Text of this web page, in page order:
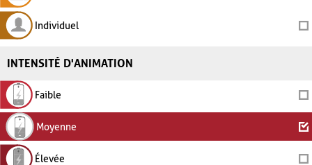
Individuel
INTENSITÉ D'ANIMATION
Faible
Moyenne
Élevée